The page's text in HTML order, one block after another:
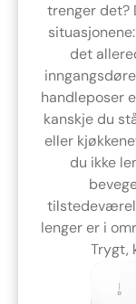
trenger det?
det
handleposer
kanskje du
eller
du ikke
lenger er i
Trygt,